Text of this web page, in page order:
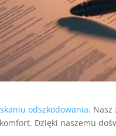
odszkodowania. Nasz
Dzięki naszemu